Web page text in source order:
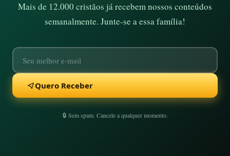
Mais de 12.000 cristãos já recebem nossos conteúdos
semanalmente. Junte-se a essa família!
Quero Receber
🔒 Sem spam. Cancele a qualquer momento.